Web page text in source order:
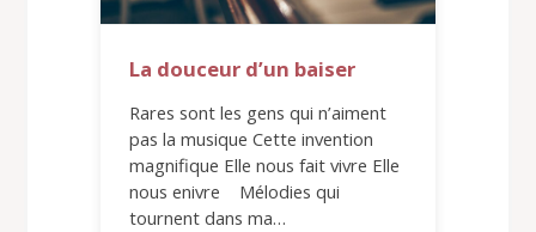
La douceur d’un baiser
Rares sont les gens qui n’aiment
pas la musique Cette invention
magnifique Elle nous fait vivre Elle
nous enivre Mélodies qui
tournent dans ma…